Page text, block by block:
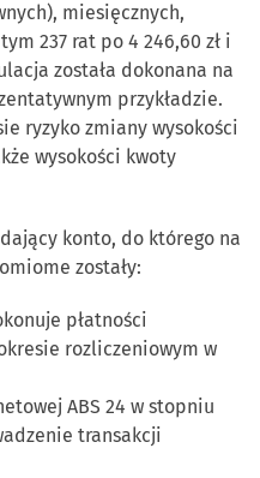
miesięcznych,
237 rat po 4 246,60 zł i
została dokonana na
przykładzie.
ryzyko zmiany wysokości
wysokości kwoty
konto, do którego na
zostały:
płatności
rozliczeniowym w
ABS 24 w stopniu
transakcji